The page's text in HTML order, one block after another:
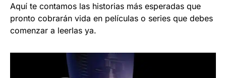
Aquí te contamos las historias más esperadas que
pronto cobrarán vida en películas o series que debes
comenzar a leerlas ya.